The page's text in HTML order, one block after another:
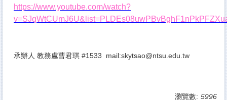
https://www.youtube.com/watch?
承辦人 教務處曹君琪 #1533 mail:skytsao@ntsu.edu.tw
瀏覽數: 5996